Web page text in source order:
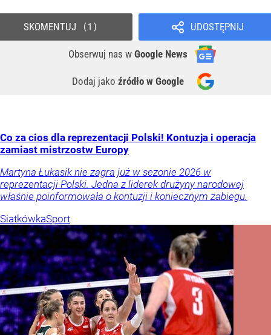
UDOSTĘPNIJ
Obserwuj nas w Google News
Dodaj jako źródło w Google
SKOMENTUJ 1
Co za cios dla reprezentacji Polski! Kontuzja i operacja
zamiast mistrzostw Europy
Martyna Łukasik nie zagra już w sezonie 2026 w
reprezentacji Polski. Jedna z liderek drużyny narodowej
właśnie poinformowała o kontuzji i koniecznym zabiegu.
SiatkówkaSport